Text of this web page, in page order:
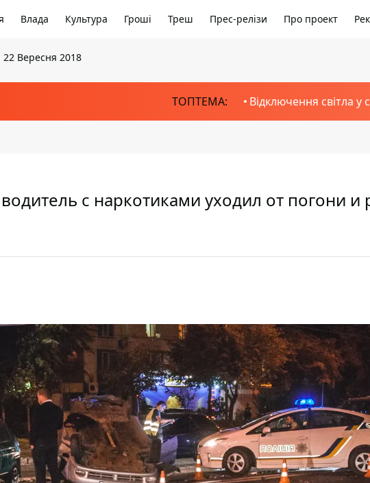
Влада Культура Гроші Треш Прес-релізи Про проект
22 Вересня 2018
ТОПТЕМА: Відключення світла у
с наркотиками уходил от погони и